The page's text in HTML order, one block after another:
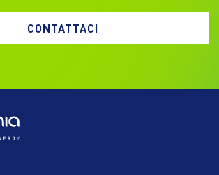
CONTATTACI